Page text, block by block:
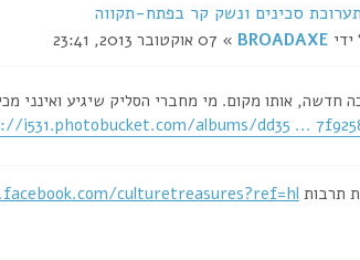
ידי BROADAXE » 07 אוקטובר 2013, 23:41
חדשה, אותו מקום. מי מחברי הסליק שיגיע ואינני
i531.photobucket.com/albums/dd35 ...
תרבותculturetreasures?ref=hl